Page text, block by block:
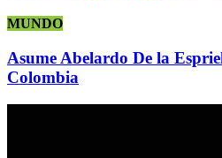
MUNDO
Asume Abelardo De la
Colombia